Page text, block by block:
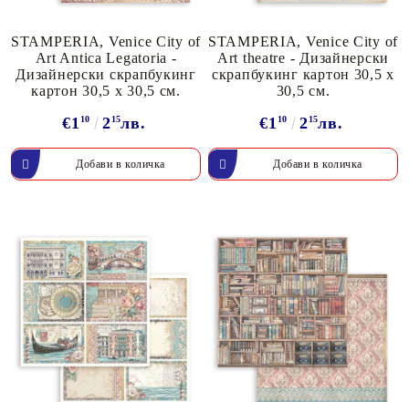
STAMPERIA, Venice City of
Art Antica Legatoria -
Дизайнерски скрапбукинг
картон 30,5 х 30,5 см.
€1 10 215лв.
STAMPERIA, Venice City of
Art theatre - Дизайнерски
скрапбукинг картон 30,5 х
30,5 см.
€1 10 215лв.